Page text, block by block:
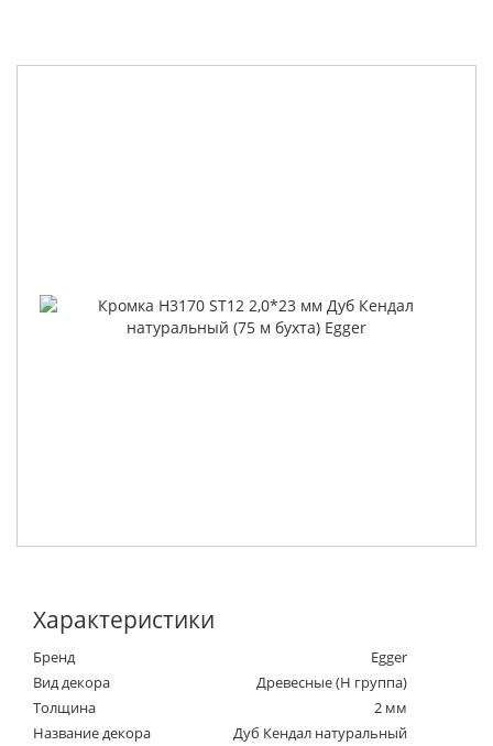
Характеристики
Бренд
Egger
Вид декора
Древесные (Н группа)
Толщина
2 мм
Название декора
Дуб Кендал натуральный